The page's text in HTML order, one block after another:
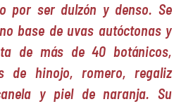
por ser dulzón y denso. Se
base de uvas autóctonas y
de más de 40 botánicos,
de hinojo, romero, regaliz
y piel de naranja. Su